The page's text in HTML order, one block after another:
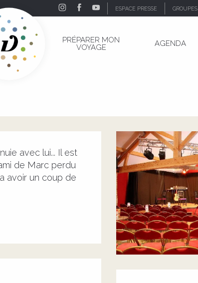
ESPACE PRESSE GROUPES
PRÉPARER MON
VOYAGE
AGENDA
Jarniat
avec lui... Il est
de Marc perdu
avoir un coup de